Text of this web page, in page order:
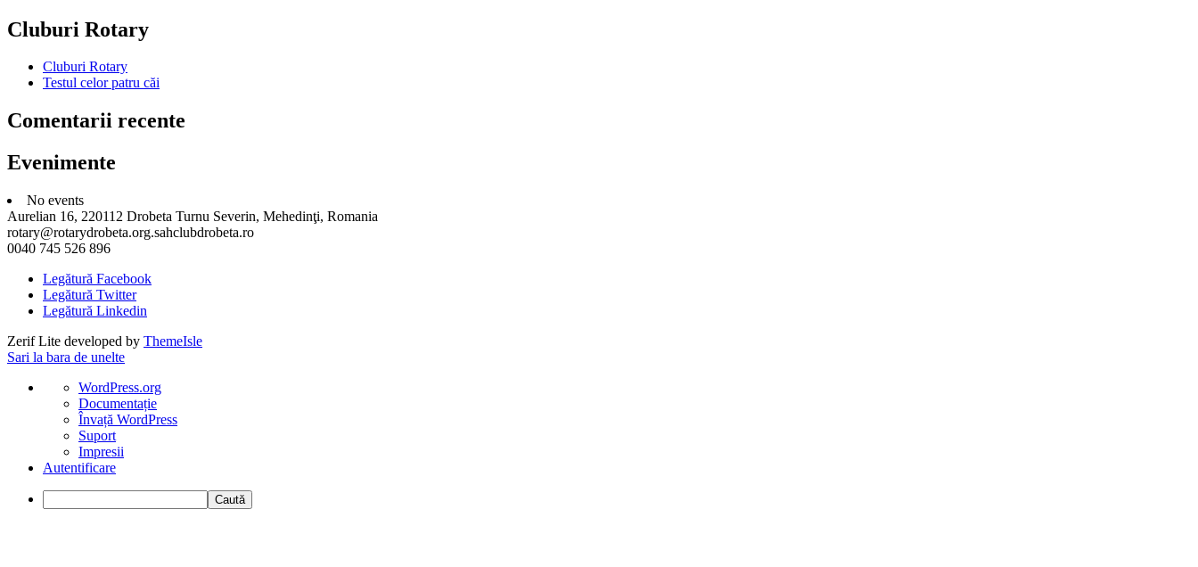
Cluburi Rotary
Cluburi Rotary
Testul celor patru căi
Comentarii recente
Evenimente
No events
Aurelian 16, 220112 Drobeta Turnu Severin, Mehedinţi, Romania
rotary@rotarydrobeta.org.sahclubdrobeta.ro
0040 745 526 896
Legătură Facebook
Legătură Twitter
Legătură Linkedin
Zerif Lite developed by ThemeIsle
Sari la bara de unelte
Despre
WordPress
WordPress.org
Documentație
Învață WordPress
Suport
Impresii
Autentificare
Caută